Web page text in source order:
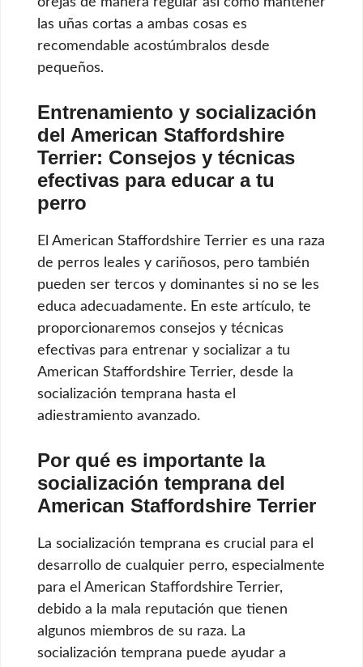
las uñas cortas a ambas cosas es
recomendable acostúmbralos desde
pequeños.
Entrenamiento y socialización
del American Staffordshire
Terrier: Consejos y técnicas
efectivas para educar a tu
perro
El American Staffordshire Terrier es una raza
de perros leales y cariñosos, pero también
pueden ser tercos y dominantes si no se les
educa adecuadamente. En este artículo, te
proporcionaremos consejos y técnicas
efectivas para entrenar y socializar a tu
American Staffordshire Terrier, desde la
socialización temprana hasta el
adiestramiento avanzado.
Por qué es importante la
socialización temprana del
American Staffordshire Terrier
La socialización temprana es crucial para el
desarrollo de cualquier perro, especialmente
para el American Staffordshire Terrier,
debido a la mala reputación que tienen
algunos miembros de su raza. La
socialización temprana puede ayudar a